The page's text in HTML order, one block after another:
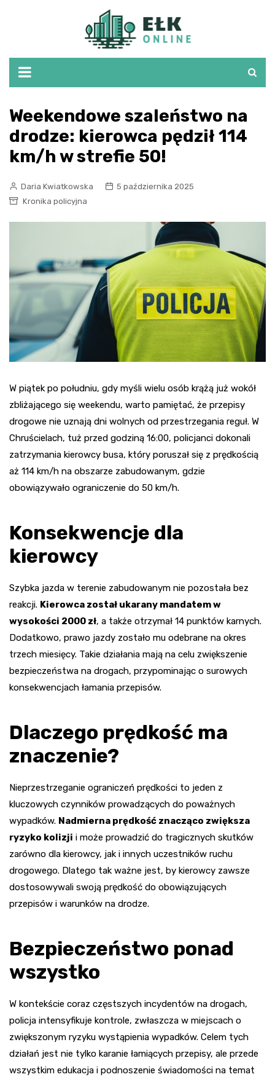
Weekendowe szaleństwo na
drodze: kierowca pędził 114
km/h w strefie 50!
Daria Kwiatkowska
5 października 2025
Kronika policyjna
W piątek po południu, gdy myśli wielu osób krążą już wokół
zbliżającego się weekendu, warto pamiętać, że przepisy
drogowe nie uznają dni wolnych od przestrzegania reguł. W
Chruścielach, tuż przed godziną 16:00, policjanci dokonali
zatrzymania kierowcy busa, który poruszał się z prędkością
aż 114 km/h na obszarze zabudowanym, gdzie
obowiązywało ograniczenie do 50 km/h.
Konsekwencje dla
kierowcy
Szybka jazda w terenie zabudowanym nie pozostała bez
reakcji. Kierowca został ukarany mandatem w
wysokości 2000 zł, a także otrzymał 14 punktów karnych.
Dodatkowo, prawo jazdy zostało mu odebrane na okres
trzech miesięcy. Takie działania mają na celu zwiększenie
bezpieczeństwa na drogach, przypominając o surowych
konsekwencjach łamania przepisów.
Dlaczego prędkość ma
znaczenie?
Nieprzestrzeganie ograniczeń prędkości to jeden z
kluczowych czynników prowadzących do poważnych
wypadków. Nadmierna prędkość znacząco zwiększa
ryzyko kolizji i może prowadzić do tragicznych skutków
zarówno dla kierowcy, jak i innych uczestników ruchu
drogowego. Dlatego tak ważne jest, by kierowcy zawsze
dostosowywali swoją prędkość do obowiązujących
przepisów i warunków na drodze.
Bezpieczeństwo ponad
wszystko
W kontekście coraz częstszych incydentów na drogach,
policja intensyfikuje kontrole, zwłaszcza w miejscach o
zwiększonym ryzyku wystąpienia wypadków. Celem tych
działań jest nie tylko karanie łamiących przepisy, ale przede
wszystkim edukacja i podnoszenie świadomości na temat